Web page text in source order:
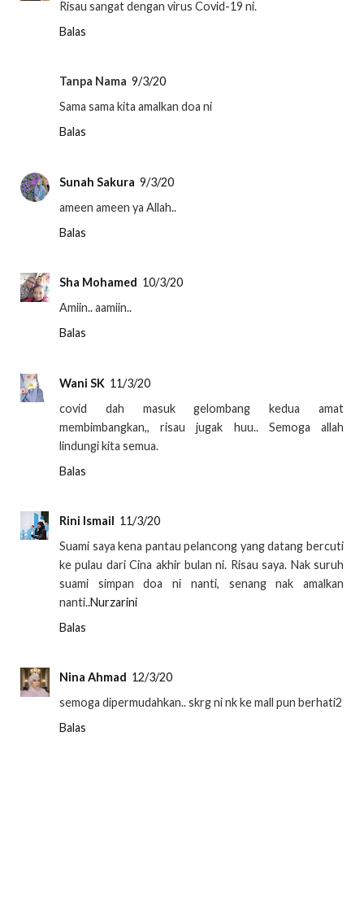
Risau sangat dengan virus Covid-19 ni.
Balas
Tanpa Nama 9/3/20
Sama sama kita amalkan doa ni
Balas
Sunah Sakura 9/3/20
ameen ameen ya Allah..
Balas
Sha Mohamed 10/3/20
Amiin.. aamiin..
Balas
Wani SK 11/3/20
covid dah masuk gelombang kedua amat
membimbangkan,, risau jugak huu.. Semoga allah
lindungi kita semua.
Balas
Rini Ismail 11/3/20
Suami saya kena pantau pelancong yang datang bercuti
ke pulau dari Cina akhir bulan ni. Risau saya. Nak suruh
suami simpan doa ni nanti, senang nak amalkan
nanti..Nurzarini
Balas
Nina Ahmad 12/3/20
semoga dipermudahkan.. skrg ni nk ke mall pun berhati2
Balas